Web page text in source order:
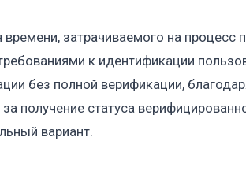
затрачиваемого на процесс
к идентификации
без полной верификации,
за получение статуса
вариант.